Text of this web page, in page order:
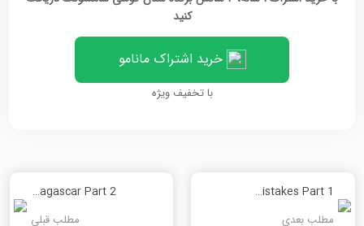
کنید
خرید اشتراک مانامو
با تخفیف ویژه
MOST COMMON Grammar Mistakes Part 1
مطلب بعدی
Madagascar Part 2
مطلب قبلی